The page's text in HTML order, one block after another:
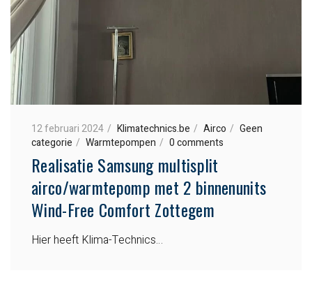
12 februari 2024 Klimatechnics.be Airco
Geen
categorie
Warmtepompen 0 comments
Realisatie Samsung multisplit
airco/warmtepomp met 2 binnenunits
Wind-Free Comfort Zottegem
Hier heeft Klima-Technics…